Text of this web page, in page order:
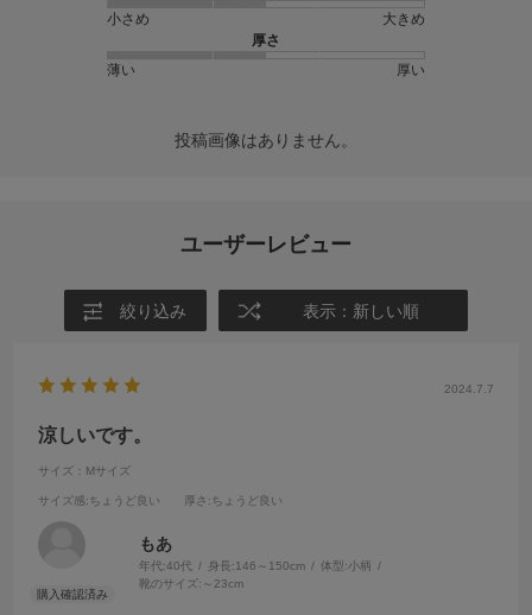
小さめ
大きめ
厚さ
薄い
厚い
投稿画像はありません。
ユーザーレビュー
絞り込み 表示：新しい順
2024.7.7
涼しいです。
サイズ：Mサイズ
サイズ感:ちょうど良い 厚さ :ちょうど良い
もあ
年代:40代 身長:146～150cm 体型:小柄
靴のサイズ: ～23cm